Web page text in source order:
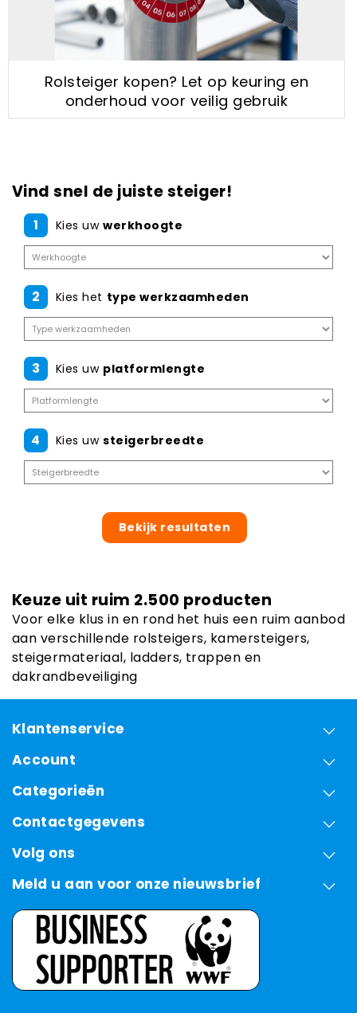
Rolsteiger kopen? Let op keuring en
onderhoud voor veilig gebruik
Vind snel de juiste steiger!
1 Kies uw werkhoogte
2 Kies het type werkzaamheden
3 Kies uw platformlengte
4 Kies uw steigerbreedte
Bekijk resultaten
Keuze uit ruim 2.500 producten
Voor elke klus in en rond het huis een ruim aanbod
aan verschillende rolsteigers, kamersteigers,
steigermateriaal, ladders, trappen en
dakrandbeveiliging
Klantenservice
Account
Categorieën
Contactgegevens
Volg ons
Meld u aan voor onze nieuwsbrief